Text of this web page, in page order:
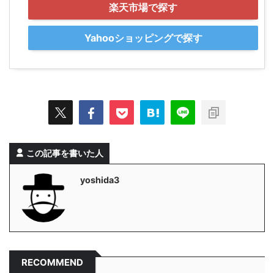
楽天市場で探す
Yahooショッピングで探す
この記事を書いた人
yoshida3
RECOMMEND